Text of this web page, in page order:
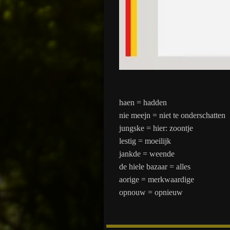
haen = hadden
nie meejn = niet te
jungske = hier: zoontje
lestig = moeilijk
jankde = weende
de hiele bazaar = alles
aorige = merkwaardige
opnouw = opnieuw